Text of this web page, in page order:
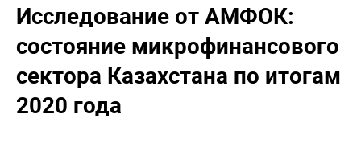
Исследование от АМФОК:
состояние микрофинансового
сектора Казахстана по итогам
2020 года